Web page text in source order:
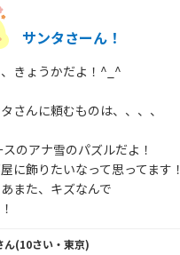
サンタさーん！
きょうかだよ！^_^
さんに頼むものは、、、、
のアナ雪のパズルだよ！
に飾りたいなって思ってます！
また、キズなんで
ん(10さい・ 東京)